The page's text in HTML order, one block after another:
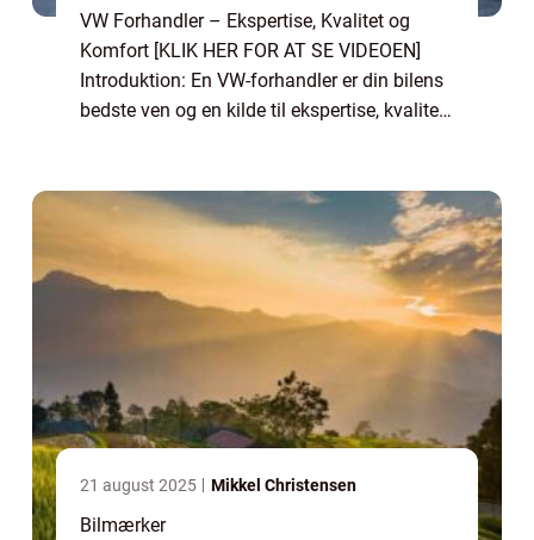
VW Forhandler – Ekspertise, Kvalitet og
Komfort [KLIK HER FOR AT SE VIDEOEN]
Introduktion: En VW-forhandler er din bilens
bedste ven og en kilde til ekspertise, kvalitet
21 august 2025 Mikkel Christensen
Bilmærker